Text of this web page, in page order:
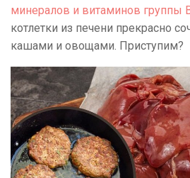
минералов и витаминов группы
котлетки из печени прекрасно
кашами и овощами. Приступим?